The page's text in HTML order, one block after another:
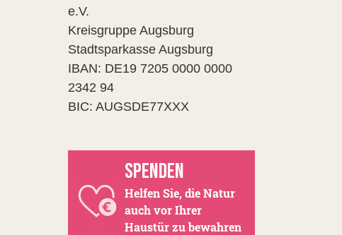
e.V.
Kreisgruppe Augsburg
Stadtsparkasse Augsburg
IBAN: DE19 7205 0000 0000
2342 94
BIC: AUGSDE77XXX
SPENDEN
Helfen Sie, die Natur
auch vor Ihrer
Haustür zu bewahren